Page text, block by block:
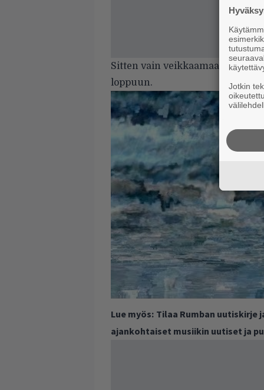
Sitten vain veikkaamaan,
loppuun.
Lue myös: Tilaa Rumban uutiskirje
ajankohtaiset musiikin uutiset ja
Jotkin